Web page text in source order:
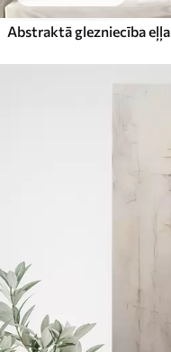
Abstraktā glezniecība